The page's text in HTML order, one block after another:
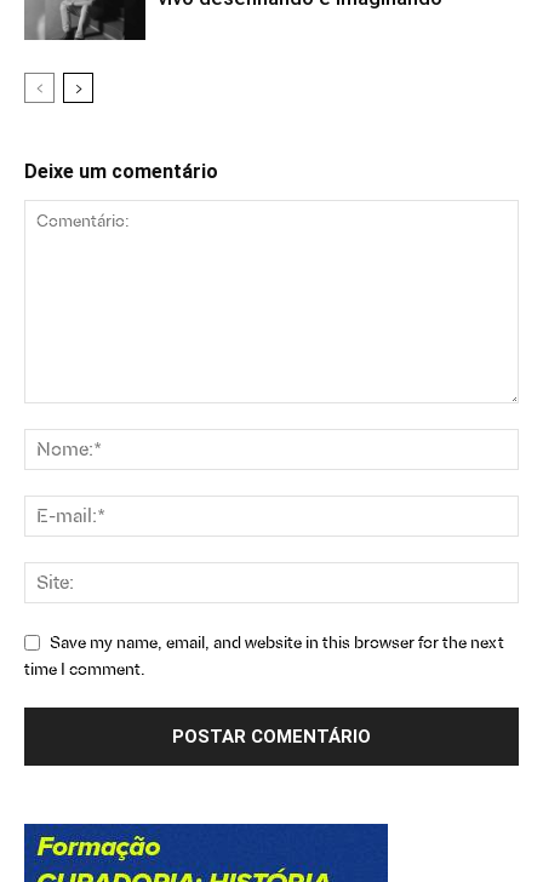
Deixe um comentário
Save my name, email, and website in this browser for the next
time I comment.